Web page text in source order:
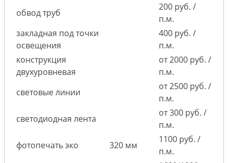
обвод труб
200 руб. /
п.м.
закладная под точки
освещения
400 руб. /
п.м.
конструкция
двухуровневая
от 2000 руб. /
п.м.
световые линии
от 2500 руб. /
п.м.
светодиодная лента
от 300 руб. /
п.м.
фотопечать эко
320 мм
1100 руб. /
п.м.